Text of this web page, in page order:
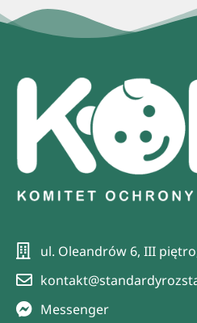
ul. Oleandrów 6, III
Messenger